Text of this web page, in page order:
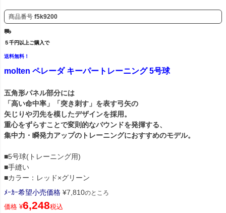
商品番号 f5k9200
５千円以上ご購入で
送料無料！
molten ペレーダ キーパートレーニング 5号球
五角形パネル部分には
「高い命中率」「突き刺す」を表す弓矢の
矢じりや刃先を模したデザインを採用。
重心をずらすことで変則的なバウンドを発揮する、
集中力・瞬発力アップのトレーニングにおすすめのモデル。
■5号球(トレーニング用)
■手縫い
■カラー：レッド×グリーン
ﾒｰｶｰ希望小売価格 ¥7,810のところ
価格 ¥6,248税込